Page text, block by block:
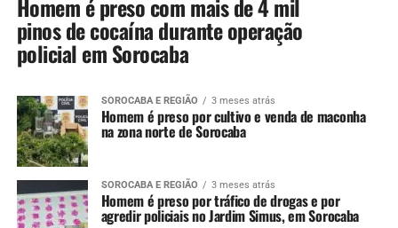
Homem é preso com mais de 4 mil
pinos de cocaína durante operação
policial em Sorocaba
SOROCABA E REGIÃO 3 meses atrás
Homem é preso por cultivo e venda de maconha
na zona norte de Sorocaba
SOROCABA E REGIÃO 3 meses atrás
Homem é preso por tráfico de drogas e por
agredir policiais no Jardim Simus, em Sorocaba